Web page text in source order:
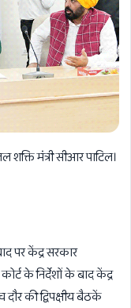
शक्ति मंत्री सीआर पाटिल।
पर केंद्र सरकार
के निर्देशों के बाद केंद्र
की द्विपक्षीय बैठकें